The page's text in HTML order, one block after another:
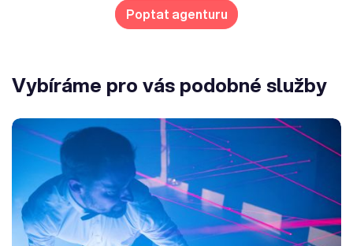
Poptat agenturu
Vybíráme pro vás podobné služby